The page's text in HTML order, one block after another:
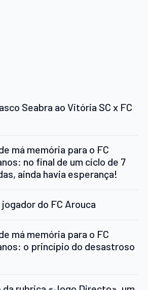
Seabra ao Vitória SC x FC
má memória para o FC
no final de um ciclo de 7
ainda havia esperança!
do FC Arouca
má memória para o FC
o princípio do desastroso